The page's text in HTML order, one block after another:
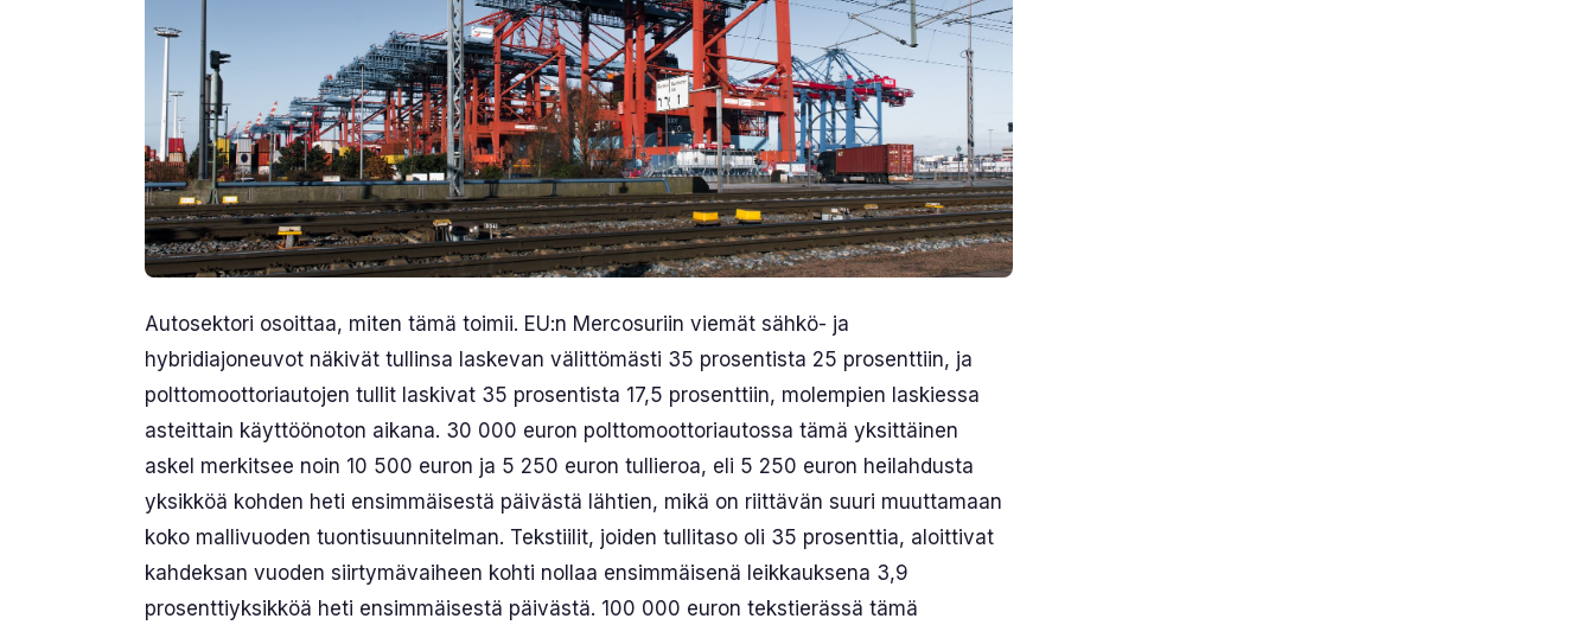
Autosektori osoittaa, miten tämä toimii. EU:n Mercosuriin viemät sähkö- ja
hybridiajoneuvot näkivät tullinsa laskevan välittömästi 35 prosentista 25 prosenttiin, ja
polttomoottoriautojen tullit laskivat 35 prosentista 17,5 prosenttiin, molempien laskiessa
asteittain käyttöönoton aikana. 30 000 euron polttomoottoriautossa tämä yksittäinen
askel merkitsee noin 10 500 euron ja 5 250 euron tullieroa, eli 5 250 euron heilahdusta
yksikköä kohden heti ensimmäisestä päivästä lähtien, mikä on riittävän suuri muuttamaan
koko mallivuoden tuontisuunnitelman. Tekstiilit, joiden tullitaso oli 35 prosenttia, aloittivat
kahdeksan vuoden siirtymävaiheen kohti nollaa ensimmäisenä leikkauksena 3,9
prosenttiyksikköä heti ensimmäisestä päivästä. 100 000 euron tekstierässä tämä